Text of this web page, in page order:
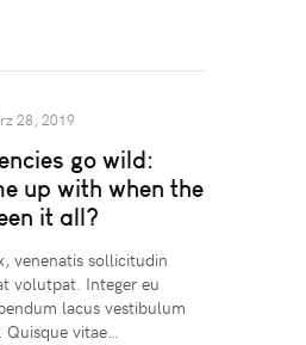
28, 2019
go wild:
up with when the
it all?
venenatis sollicitudin
volutpat. Integer eu
lacus vestibulum
Quisque vitae…